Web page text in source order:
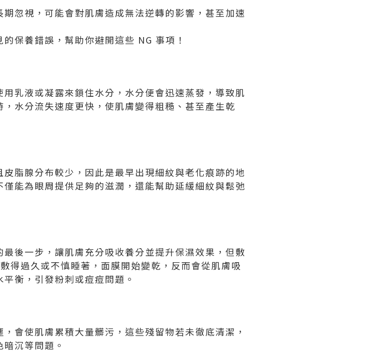
忽視，可能會對肌膚造成無法逆轉的影響，甚至加速
保養錯誤，幫助你避開這些 NG 事項！
乳液或凝露來鎖住水分，水分便會迅速蒸發，導致肌
水分流失速度更快，使肌膚變得粗糙、甚至產生乾
脂腺分布較少，因此是最早出現細紋與老化痕跡的地
能為眼周提供足夠的滋潤，還能幫助延緩細紋與鬆弛
後一步，讓肌膚充分吸收養分並提升保濕效果，但敷
得過久或不慎睡著，面膜開始變乾，反而會從肌膚吸
衡，引發粉刺或痘痘問題。
會使肌膚累積大量髒污，這些殘留物若未徹底清潔，
沉等問題。